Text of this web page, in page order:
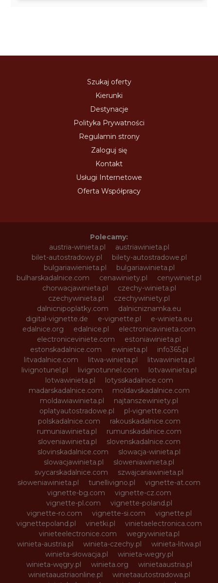
Szukaj oferty
Kierunki
Destynacje
Polityka Prywatności
Regulamin strony
Zaloguj się
Kontakt
Usługi Internetowe
Oferta Współpracy
Polecamy:
austria-winieta.pl
austriawinieta.pl
bilet-autostradowy.pl
bilety-autostradowe.pl
bulgariawienieta.pl
bulgariawinieta.pl
bulharskadalnice.com
cenawiniety.pl
cenywiniet.pl
chorwacjawinieta.pl
czechy-winieta.pl
czechywinieta.pl
czechywiniety.pl
dalnicnipoplatky.com
dalnicniznamka.eu
digital-vignette.de
e-vignette.pl
e-winieta.eu
edalnice.org
edalnice.pl
electronicavinieta.com
electroniceviniete.com
estoniawinieta.pl
estonskadalnice.com
ewinieta.pl
info365.pl
litvadalnice.com
litwa-winieta.pl
litwawinieta.pl
livignotunel.pl
livignotunnel.com
lotvawinieta.pl
lotwawinieta.pl
lotysskadalnice.com
madarskadalnice.com
moldavskadalnice.com
moldawiawinieta.pl
najtanszewiniety.pl
oplatyautostradowe.pl
pl-vignette.com
polskadalnice.com
rakouskadalnice.com
rumuniawinieta.pl
rumunskadalnice.com
sloveniawinieta.pl
slovenskadalnice.com
slovinskadalnice.com
slowacja-winieta.pl
slowacjawinieta.pl
sloweniawinieta.pl
svycarskadalnice.com
szwajcariawinieta.pl
słoweniawinieta.pl
tunellivigno.pl
vignette-at.com
vignette-bg.com
vignette-cz.com
vignette-pl.com
vignette-poland.pl
vignette-ro.com
vignette-si.com
vignette.pl
vignettepoland.pl
vinetki.pl
vinietaelectronica.com
vinieteelectronice.com
wegrywinieta.pl
winieta-austria.pl
winieta-czechy.pl
winieta-litwa.pl
winieta-słowacja.pl
winieta-wegry.pl
winieta-węgry.pl
winieta.org
winietaaustria.pl
winietaaustriaonline.pl
winietaautostradowa.pl